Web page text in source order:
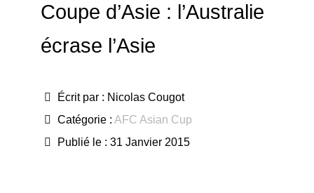
Coupe d’Asie : l’Australie
écrase l’Asie
Écrit par : Nicolas Cougot
Catégorie : AFC Asian Cup
Publié le : 31 Janvier 2015